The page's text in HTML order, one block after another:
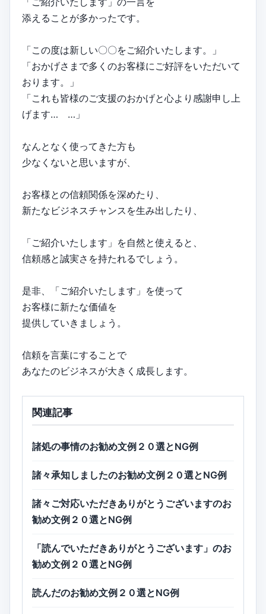
添えることが多かったです。
「この度は新しい〇〇をご紹介いたします。」
「おかげさまで多くのお客様にご好評をいただいて
おります。」
「これも皆様のご支援のおかげと心より感謝申し上
げます… …」
なんとなく使ってきた方も
少なくないと思いますが、
お客様との信頼関係を深めたり、
新たなビジネスチャンスを生み出したり、
「ご紹介いたします」を自然と使えると、
信頼感と誠実さを持たれるでしょう。
是非、「ご紹介いたします」を使って
お客様に新たな価値を
提供していきましょう。
信頼を言葉にすることで
あなたのビジネスが大きく成長します。
関連記事
諸処の事情のお勧め文例２０選とNG例
諸々承知しましたのお勧め文例２０選とNG例
諸々ご対応いただきありがとうございますのお
勧め文例２０選とNG例
「読んでいただきありがとうございます」のお
勧め文例２０選とNG例
読んだのお勧め文例２０選とNG例